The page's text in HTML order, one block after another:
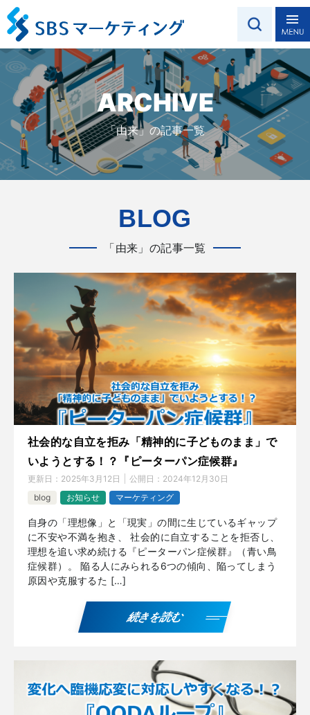
ARCHIVE
「由来」の記事一覧
BLOG
「由来」の記事一覧
社会的な自立を拒み「精神的に子どものまま」で
いようとする！？『ピーターパン症候群』
更新日： 2025年3月12日 公開日： 2024年12月30日
blog
お知らせ マーケティング
自身の「理想像」と「現実」の間に生じているギャップ
に不安や不満を抱き、 社会的に自立することを拒否し、
理想を追い求め続ける『ピーターパン症候群』（青い鳥
症候群）。 陥る人にみられる6つの傾向、陥ってしまう
原因や克服するた […]
続きを読む